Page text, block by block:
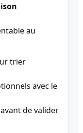
au
trier
avec le
de valider